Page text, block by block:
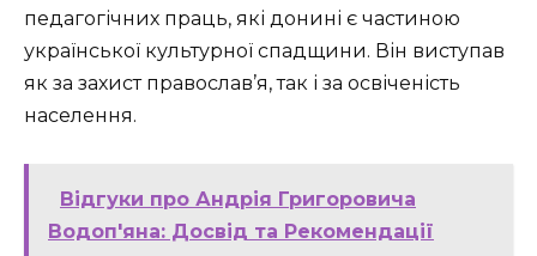
педагогічних праць, які донині є частиною
української культурної спадщини. Він виступав
як за захист православ’я, так і за освіченість
населення.
Відгуки про Андрія Григоровича
Водоп'яна: Досвід та Рекомендації